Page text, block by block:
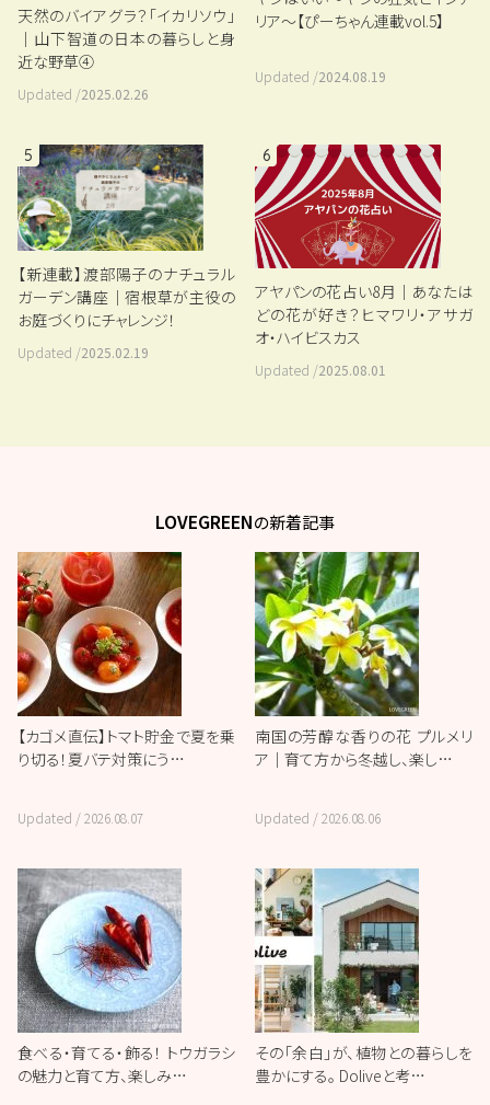
天然のバイアグラ？「イカリソウ」
｜山下智道の日本の暮らしと身
近な野草④
Updated /2025.02.26
リア〜【ぴーちゃん連載vol.5】
Updated /2024.08.19
5
【新連載】渡部陽子のナチュラル
ガーデン講座｜宿根草が主役の
お庭づくりにチャレンジ！
Updated /2025.02.19
6
アヤパンの花占い8月｜あなたは
どの花が好き？ヒマワリ・アサガ
オ・ハイビスカス
Updated /2025.08.01
LOVEGREENの新着記事
【カゴメ直伝】トマト貯金で夏を乗
り切る！夏バテ対策にう…
Updated /2026.08.07
南国の芳醇な香りの花 プルメリ
ア｜育て方から冬越し、楽し…
Updated /2026.08.06
食べる・育てる・飾る！ トウガラシ
の魅力と育て方、楽しみ…
その「余白」が、植物との暮らしを
豊かにする。 Doliveと考…